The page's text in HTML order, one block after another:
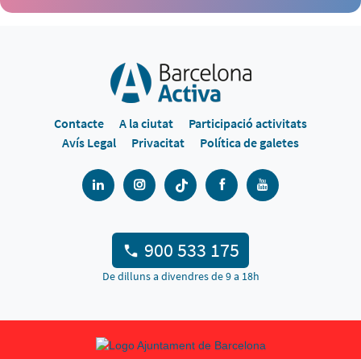
Contacte A la ciutat
Participació activitats
Avís Legal
Privacitat Política de galetes
900 533 175
De dilluns a divendres de 9 a 18h